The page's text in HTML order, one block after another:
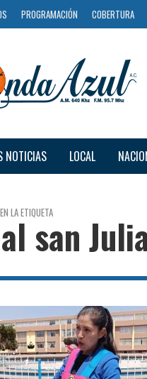
PROGRAMACIÓN COBERTURA
NOTICIAS LOCAL
LA ETIQUETA
san